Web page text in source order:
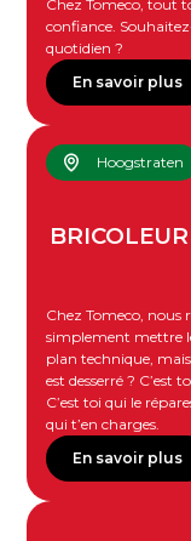
Chez Tomeco, tout
confiance.
quotidien ?
En savoir plus
Hoogstraten
Chez Tomeco, nous
simplement mettre
plan technique,
est desserré ? C’est
C’est toi qui le
qui t’en charges.
En savoir plus